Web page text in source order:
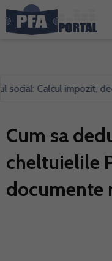
Calcul impozit,
Cum sa
cheltuielile
documente